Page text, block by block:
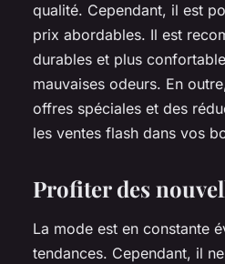
qualité. Cependant, il est
prix abordables. Il est
durables et plus
mauvaises odeurs. En
offres spéciales et des
les ventes flash dans vos
Profiter des
La mode est en constante
tendances. Cependant, il